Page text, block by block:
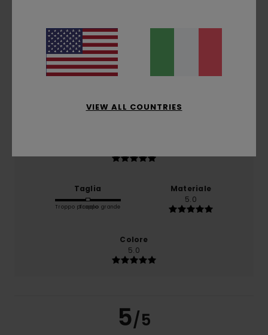
basato su1 recensioni verificate
Il 100% dei nostri clienti consiglia questo prodotto
Taglia
Troppo piccoloTroppo grande
Materiale
5.0
Colore
5.0
5/5
VIEW ALL COUNTRIES